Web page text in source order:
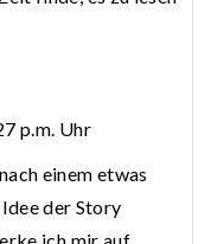
p.m. Uhr
einem etwas
der Story